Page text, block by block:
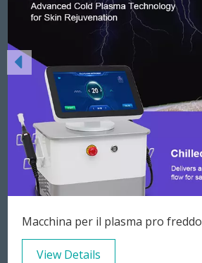
SPECIALI
VENDITORI CALDI
Macchina per il plasma pro freddo
View Details